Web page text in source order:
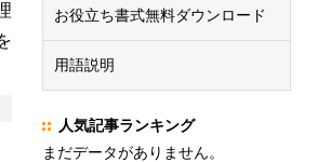
お役立ち書式無料ダウンロード
用語説明
人気記事ランキング
まだデータがありません。